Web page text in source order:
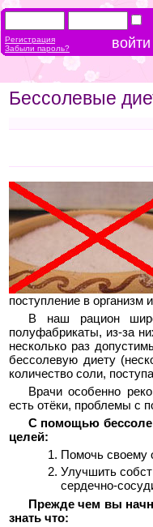
Бессолевые
поступление в организм
В наш рацион
полуфабрикаты, из-за
несколько раз
бессолевую диету
количество соли,
Врачи особенно
есть отёки, проблемы с
С помощью
целей:
Помочь своему
Улучшить
сердечно-
Прежде чем вы
знать что:
Регистрация
Забыли пароль?